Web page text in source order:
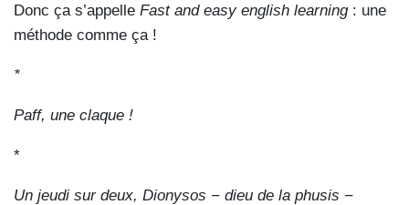
Donc ça s’appelle Fast and easy english learning : une
méthode comme ça !
*
Paff, une claque !
*
Un jeudi sur deux, Dionysos − dieu de la phusis −